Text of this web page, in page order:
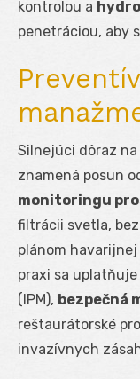
kontrolou a
penetráciou, aby
Silnejúci dôraz na
znamená posun
monitoringu
filtrácii svetla,
plánom havarijnej
praxi sa uplatňuje
(IPM), bezpečná
reštaurátorské
invazívnych